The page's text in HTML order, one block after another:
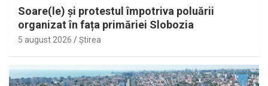
Soare(le) și protestul împotriva poluării
organizat în fața primăriei Slobozia
5 august 2026 Ştirea